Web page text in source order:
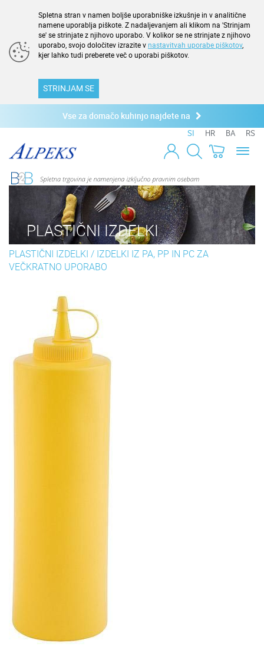
Spletna stran v namen boljše uporabniške izkušnje in v analitične
namene uporablja piškote. Z nadaljevanjem ali klikom na 'Strinjam
se' se strinjate z njihovo uporabo. V kolikor se ne strinjate z njihovo
uporabo, svojo določitev izrazite vnastavitvah uporabe piškotov,
kjer lahko tudi preberete več o uporabi piškotov.
STRINJAM SE
Vse za domačo kuhinjo najdete na
SI HR BA
RS
Toggle
PLASTIČNI IZDELKI
PLASTIČNI IZDELKI / IZDELKI IZ PA, PP IN PC ZA
VEČKRATNO UPORABO